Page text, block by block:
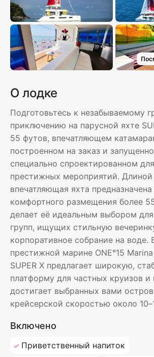
О лодке
Подготовьтесь к незабываемому
приключению на парусной яхте
55 футов, впечатляющем
построенном на заказ и
специально спроектированном
престижных мероприятий. Длиной
впечатляющая яхта предназначена
комфортного размещения более
делает её идеальным выбором
групп, ищущих стильную
корпоративное собрание на воде.
престижной марине ONE°15
SUPER X предлагает широкую,
платформу для частных круизов и
достигает выбранных вами
крейсерской скоростью около
Включено
Приветственный напиток